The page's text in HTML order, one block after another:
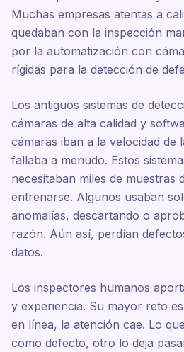
Muchas empresas atentas a
quedaban con la inspección
por la automatización con
rígidas para la detección de
Los antiguos sistemas de
cámaras de alta calidad y
cámaras iban a la velocidad de
fallaba a menudo. Estos
necesitaban miles de muestras
entrenarse. Algunos usaban
anomalías, descartando o
razón. Aún así, perdían
datos.
Los inspectores humanos
y experiencia. Su mayor reto
en línea, la atención cae. Lo
como defecto, otro lo deja